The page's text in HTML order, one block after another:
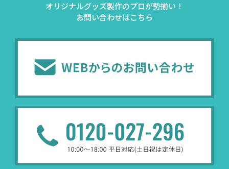
受発注業務
（開示対象個人情報）
当社通信販売における
業務上のご連絡および
問い合わせへの対応の
（開示対象個人情報）
契約した小売店より委託された
オリジナルグッズ製作のプロが勢揃い！
お問い合わせはこちら